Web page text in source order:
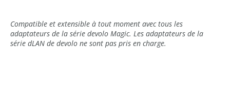
Compatible et extensible à tout moment avec tous les
adaptateurs de la série devolo Magic. Les adaptateurs de la
série dLAN de devolo ne sont pas pris en charge.